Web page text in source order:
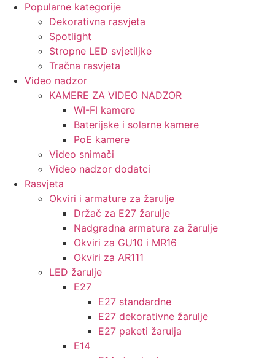
Popularne kategorije
Dekorativna rasvjeta
Spotlight
Stropne LED svjetiljke
Tračna rasvjeta
Video nadzor
KAMERE ZA VIDEO NADZOR
WI-FI kamere
Baterijske i solarne kamere
PoE kamere
Video snimači
Video nadzor dodatci
Rasvjeta
Okviri i armature za žarulje
Držač za E27 žarulje
Nadgradna armatura za žarulje
Okviri za GU10 i MR16
Okviri za AR111
LED žarulje
E27
E27 standardne
E27 dekorativne žarulje
E27 paketi žarulja
E14